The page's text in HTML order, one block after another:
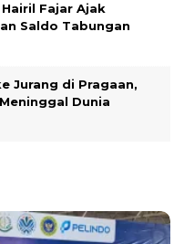
Fajar Ajak
Saldo Tabungan
Jurang di Pragaan,
Dunia